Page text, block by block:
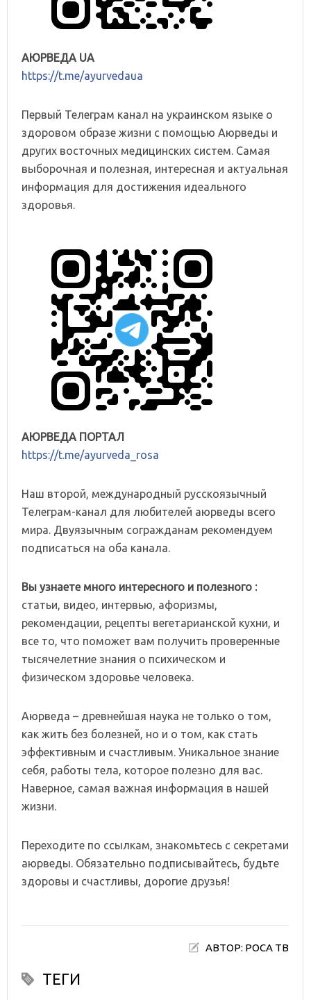
АЮРВЕДА UA
https://t.me/ayurvedaua
Первый Телеграм канал на украинском языке о
здоровом образе жизни с помощью Аюрведы и
других восточных медицинских систем. Самая
выборочная и полезная, интересная и актуальная
информация для достижения идеального
здоровья.
АЮРВЕДА ПОРТАЛ
https://t.me/ayurveda_rosa
Наш второй, международный русскоязычный
Телеграм-канал для любителей аюрведы всего
мира. Двуязычным согражданам рекомендуем
подписаться на оба канала.
Вы узнаете много интересного и полезного :
статьи, видео, интервью, афоризмы,
рекомендации, рецепты вегетарианской кухни, и
все то, что поможет вам получить проверенные
тысячелетние знания о психическом и
физическом здоровье человека.
Аюрведа – древнейшая наука не только о том,
как жить без болезней, но и о том, как стать
эффективным и счастливым. Уникальное знание
себя, работы тела, которое полезно для вас.
Наверное, самая важная информация в нашей
жизни.
Переходите по ссылкам, знакомьтесь с секретами
аюрведы. Обязательно подписывайтесь, будьте
здоровы и счастливы, дорогие друзья!
АВТОР: РОСА ТВ
ТЕГИ